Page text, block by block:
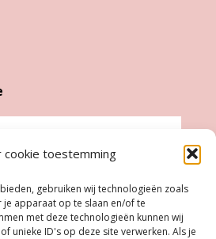
cookie toestemming
gebruiken wij technologieën zoals
apparaat op te slaan en/of te
met deze technologieën kunnen wij
unieke ID's op deze site verwerken. Als je